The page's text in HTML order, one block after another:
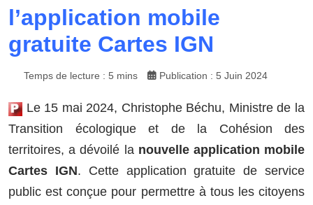
l’application mobile
gratuite Cartes IGN
Temps de lecture : 5 mins Publication : 5 Juin 2024
Le 15 mai 2024, Christophe Béchu, Ministre de la
Transition écologique et de la Cohésion des
territoires, a dévoilé la nouvelle application mobile
Cartes IGN. Cette application gratuite de service
public est conçue pour permettre à tous les citoyens